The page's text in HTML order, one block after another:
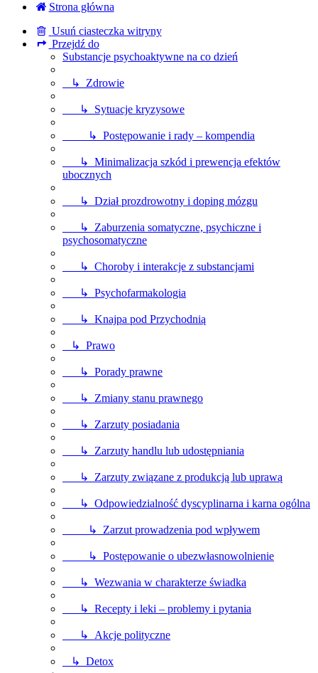
Strona główna
Usuń ciasteczka witryny
Przejdź do
Substancje psychoaktywne na co dzień
↳ Zdrowie
↳ Sytuacje kryzysowe
↳ Postępowanie i rady – kompendia
↳ Minimalizacja szkód i prewencja efektów
ubocznych
↳ Dział prozdrowotny i doping mózgu
↳ Zaburzenia somatyczne, psychiczne i
psychosomatyczne
↳ Choroby i interakcje z substancjami
↳ Psychofarmakologia
↳ Knajpa pod Przychodnią
↳ Prawo
↳ Porady prawne
↳ Zmiany stanu prawnego
↳ Zarzuty posiadania
↳ Zarzuty handlu lub udostępniania
↳ Zarzuty związane z produkcją lub uprawą
↳ Odpowiedzialność dyscyplinarna i karna ogólna
↳ Zarzut prowadzenia pod wpływem
↳ Postępowanie o ubezwłasnowolnienie
↳ Wezwania w charakterze świadka
↳ Recepty i leki – problemy i pytania
↳ Akcje polityczne
↳ Detox